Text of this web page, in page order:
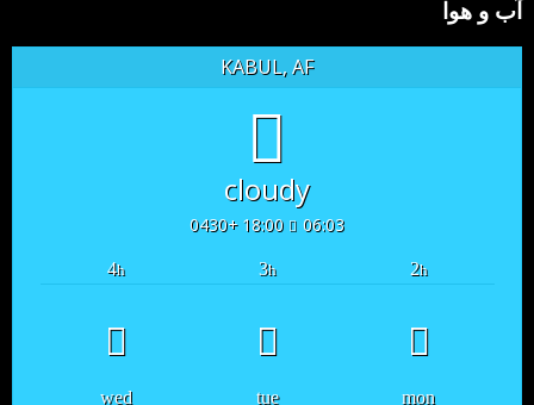
آب و هوا
KABUL, AF
cloudy
06:03
18:00 +0430
2h
3h
4h
mon
tue
wed